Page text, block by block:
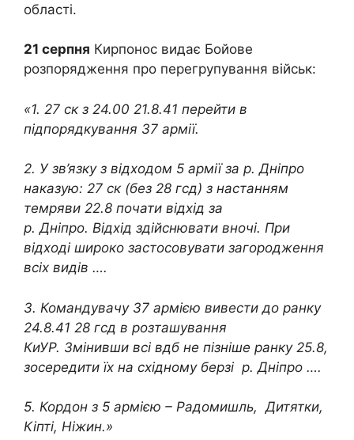
області.
21 серпня Кирпонос видає Бойове
розпорядження про перегрупування військ:
«1. 27 ск з 24.00 21.8.41 перейти в
підпорядкування 37 армії.
2. У зв’язку з відходом 5 армії за р. Дніпро
наказую: 27 ск (без 28 гсд) з настанням
темряви 22.8 почати відхід за
р. Дніпро. Відхід здійснювати вночі. При
відході широко застосовувати загородження
всіх видів ….
3. Командувачу 37 армією вивести до ранку
24.8.41 28 гсд в розташування
КиУР. Змінивши всі вдб не пізніше ранку 25.8,
зосередити їх на східному берзі р. Дніпро ….
5. Кордон з 5 армією – Радомишль, Дитятки,
Кіпті, Ніжин.»